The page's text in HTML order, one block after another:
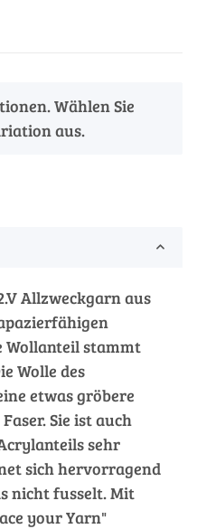
Wählen Sie
aus.
Allzweckgarn aus
Wollanteil stammt
Wolle des
etwas gröbere
Sie ist auch
sehr
sich hervorragend
nicht fusselt. Mit
your Yarn"